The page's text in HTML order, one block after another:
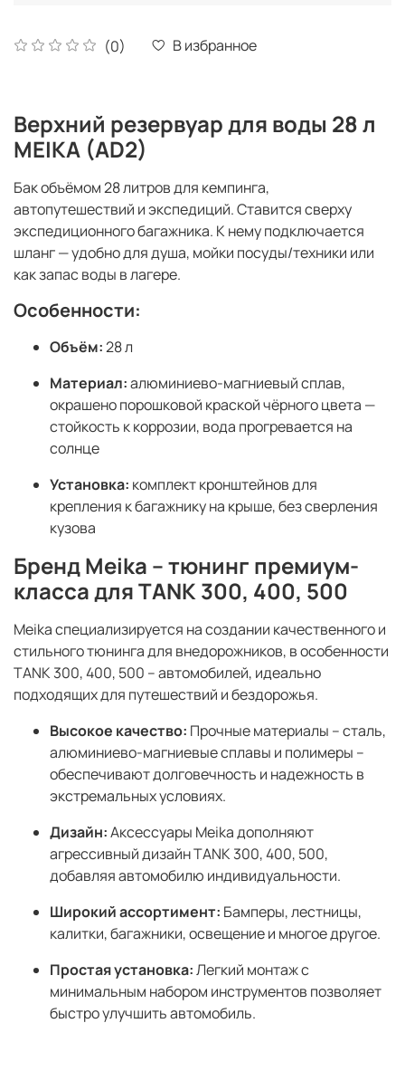
(0) В избранное
Верхний резервуар для воды 28 л
MEIKA (AD2)
Бак объёмом 28 литров для кемпинга,
автопутешествий и экспедиций. Ставится сверху
экспедиционного багажника. К нему подключается
шланг — удобно для душа, мойки посуды/техники или
как запас воды в лагере.
Особенности:
Объём:28 л
Материал:алюминиево-магниевый сплав,
окрашено порошковой краской чёрного цвета —
стойкость к коррозии, вода прогревается на
солнце
Установка: комплект кронштейнов для
крепления к багажнику на крыше, без сверления
кузова
Бренд Meika – тюнинг премиум-
класса для TANK 300, 400, 500
Meika специализируется на создании качественного и
стильного тюнинга для внедорожников, в особенности
TANK 300, 400, 500 – автомобилей, идеально
подходящих для путешествий и бездорожья.
Высокое качество: Прочные материалы – сталь,
алюминиево-магниевые сплавы и полимеры –
обеспечивают долговечность и надежность в
экстремальных условиях.
Дизайн:Аксессуары Meika дополняют
агрессивный дизайн TANK 300, 400, 500,
добавляя автомобилю индивидуальности.
Широкий ассортимент: Бамперы, лестницы,
калитки, багажники, освещение и многое другое.
Простая установка:Легкий монтаж с
минимальным набором инструментов позволяет
быстро улучшить автомобиль.